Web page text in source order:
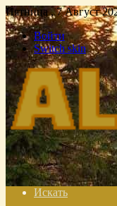
Пятница , 7 Август
Войти
Switch skin
Искать